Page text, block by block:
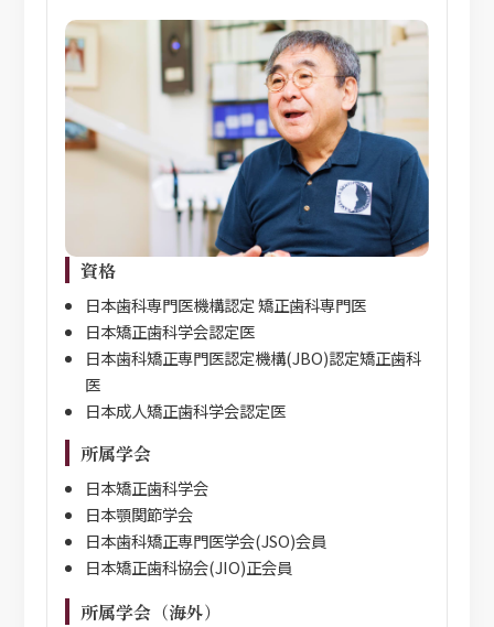
資格
日本歯科専門医機構認定 矯正歯科専門医
日本矯正歯科学会認定医
日本歯科矯正専門医認定機構(JBO)認定矯正歯科
医
日本成人矯正歯科学会認定医
所属学会
日本矯正歯科学会
日本顎関節学会
日本歯科矯正専門医学会(JSO)会員
日本矯正歯科協会(JIO)正会員
所属学会（海外）